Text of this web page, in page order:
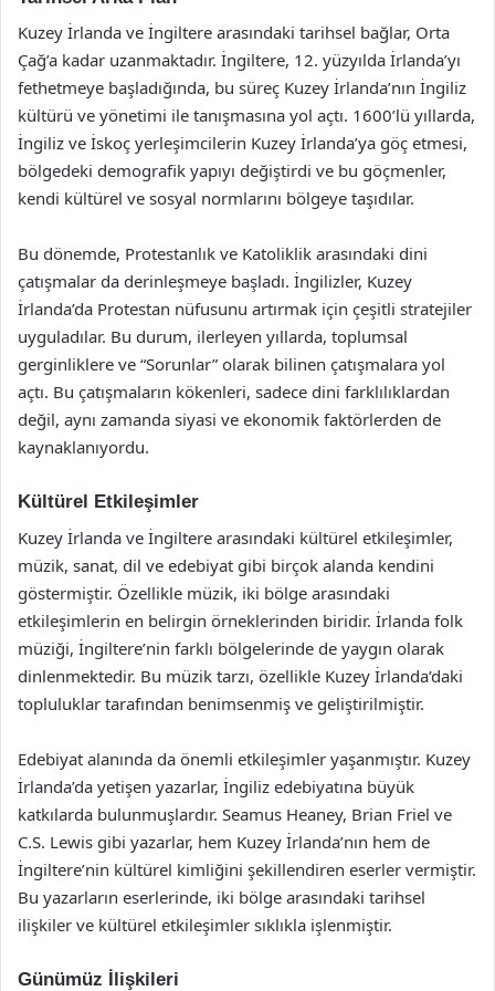
Kuzey İrlanda ve İngiltere arasındaki tarihsel bağlar, Orta
Çağ’a kadar uzanmaktadır. İngiltere, 12. yüzyılda İrlanda’yı
fethetmeye başladığında, bu süreç Kuzey İrlanda’nın İngiliz
kültürü ve yönetimi ile tanışmasına yol açtı. 1600’lü yıllarda,
İngiliz ve İskoç yerleşimcilerin Kuzey İrlanda’ya göç etmesi,
bölgedeki demografik yapıyı değiştirdi ve bu göçmenler,
kendi kültürel ve sosyal normlarını bölgeye taşıdılar.
Bu dönemde, Protestanlık ve Katoliklik arasındaki dini
çatışmalar da derinleşmeye başladı. İngilizler, Kuzey
İrlanda’da Protestan nüfusunu artırmak için çeşitli stratejiler
uyguladılar. Bu durum, ilerleyen yıllarda, toplumsal
gerginliklere ve “Sorunlar” olarak bilinen çatışmalara yol
açtı. Bu çatışmaların kökenleri, sadece dini farklılıklardan
değil, aynı zamanda siyasi ve ekonomik faktörlerden de
kaynaklanıyordu.
Kültürel Etkileşimler
Kuzey İrlanda ve İngiltere arasındaki kültürel etkileşimler,
müzik, sanat, dil ve edebiyat gibi birçok alanda kendini
göstermiştir. Özellikle müzik, iki bölge arasındaki
etkileşimlerin en belirgin örneklerinden biridir. İrlanda folk
müziği, İngiltere’nin farklı bölgelerinde de yaygın olarak
dinlenmektedir. Bu müzik tarzı, özellikle Kuzey İrlanda’daki
topluluklar tarafından benimsenmiş ve geliştirilmiştir.
Edebiyat alanında da önemli etkileşimler yaşanmıştır. Kuzey
İrlanda’da yetişen yazarlar, İngiliz edebiyatına büyük
katkılarda bulunmuşlardır. Seamus Heaney, Brian Friel ve
C.S. Lewis gibi yazarlar, hem Kuzey İrlanda’nın hem de
İngiltere’nin kültürel kimliğini şekillendiren eserler vermiştir.
Bu yazarların eserlerinde, iki bölge arasındaki tarihsel
ilişkiler ve kültürel etkileşimler sıklıkla işlenmiştir.
Günümüz İlişkileri